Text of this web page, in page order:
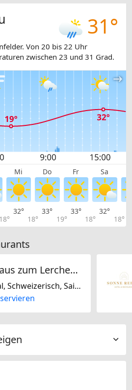
31°
Von 20 bis 22 Uhr
zwischen 23 und 31 Grad.
Mi Do Fr Sa
18°
32°
18°
33°
19°
33°
18°
32°
18°
Landhaus zum Lerchenhof
Regional, Schweizerisch, Saisonal